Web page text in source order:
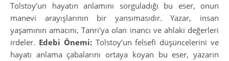
Tolstoy’un hayatın anlamını sorguladığı bu eser, onun
manevi arayışlarının bir yansımasıdır. Yazar, insan
yaşamının amacını, Tanrı’ya olan inancı ve ahlaki değerleri
irdeler. Edebi Önemi:Tolstoy’un felsefi düşüncelerini ve
hayatı anlama çabalarını ortaya koyan bu eser, yazarın